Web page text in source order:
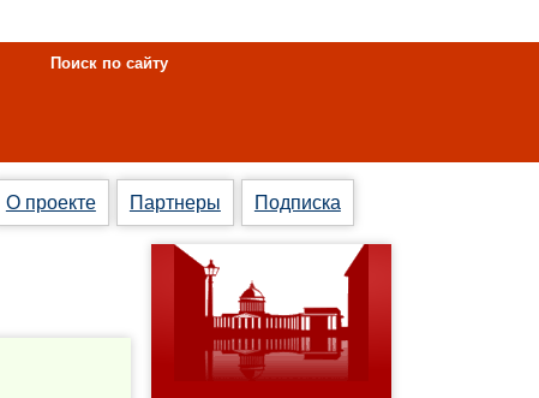
Поиск по сайту
О проекте Партнеры Подписка